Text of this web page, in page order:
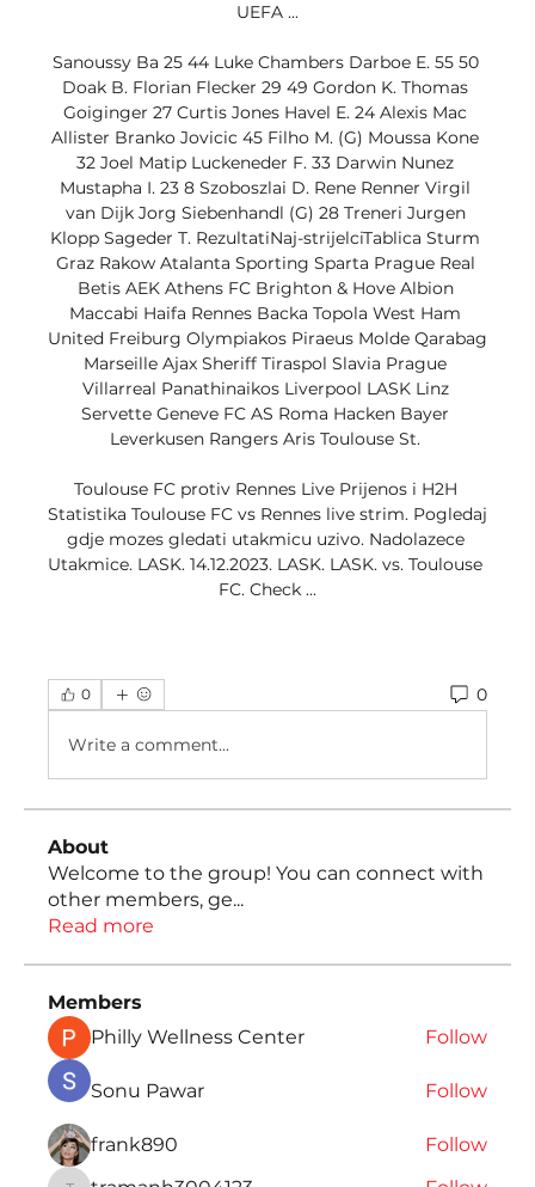
UEFA ...
Sanoussy Ba 25 44 Luke Chambers Darboe E. 55 50
Doak B. Florian Flecker 29 49 Gordon K. Thomas
Goiginger 27 Curtis Jones Havel E. 24 Alexis Mac
Allister Branko Jovicic 45 Filho M. (G) Moussa Kone
32 Joel Matip Luckeneder F. 33 Darwin Nunez
Mustapha I. 23 8 Szoboszlai D. Rene Renner Virgil
van Dijk Jorg Siebenhandl (G) 28 Treneri Jurgen
Klopp Sageder T. RezultatiNaj-strijelciTablica Sturm
Graz Rakow Atalanta Sporting Sparta Prague Real
Betis AEK Athens FC Brighton & Hove Albion
Maccabi Haifa Rennes Backa Topola West Ham
United Freiburg Olympiakos Piraeus Molde Qarabag
Marseille Ajax Sheriff Tiraspol Slavia Prague
Villarreal Panathinaikos Liverpool LASK Linz
Servette Geneve FC AS Roma Hacken Bayer
Leverkusen Rangers Aris Toulouse St.
Toulouse FC protiv Rennes Live Prijenos i H2H
Statistika Toulouse FC vs Rennes live strim. Pogledaj
gdje mozes gledati utakmicu uzivo. Nadolazece
Utakmice. LASK. 14.12.2023. LASK. LASK. vs. Toulouse
FC. Check ...
0 0
Write a comment...
About
Welcome to the group! You can connect with
other members, ge...
Read more
Members
Philly Wellness Center
Follow
Sonu Pawar Follow
frank890
Follow